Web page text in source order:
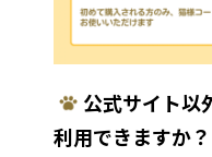
公式サイト以
利用できますか？